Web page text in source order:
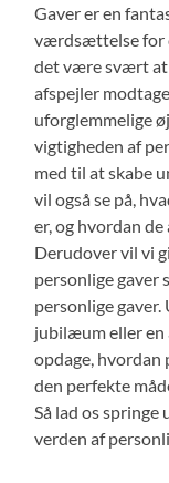
Gaver er en
værdsættelse for
det være svært at
afspejler
uforglemmelige
vigtigheden af
med til at skabe
vil også se på,
er, og hvordan
Derudover vil vi
personlige gaver
personlige gaver.
jubilæum eller en
opdage, hvordan
den perfekte
Så lad os
verden af